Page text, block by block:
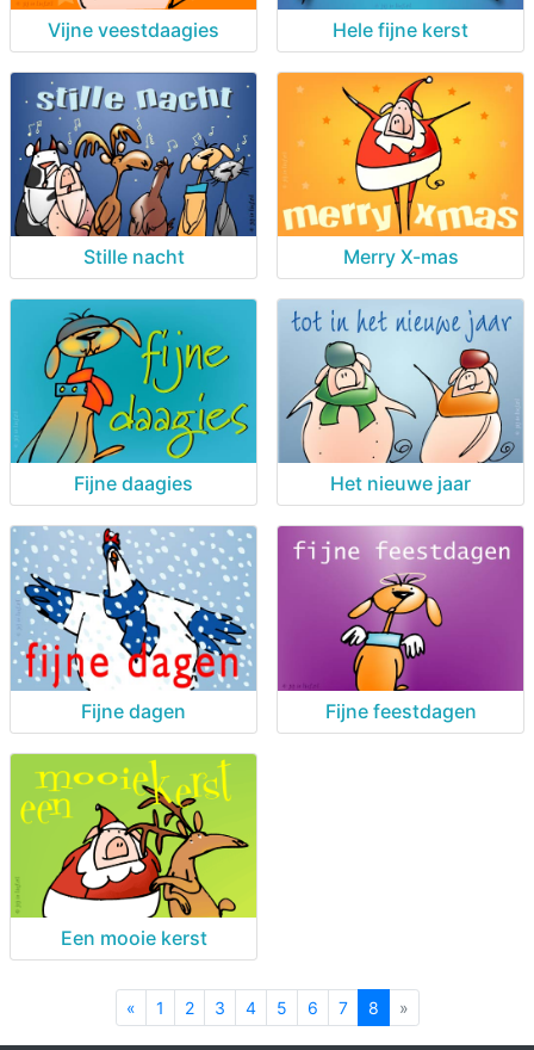
Vijne veestdaagies Hele fijne kerst
Stille nacht Merry X-mas
Fijne daagies Het nieuwe jaar
Fijne dagen Fijne feestdagen
Een mooie kerst
« Previous
1 2 3 4 5 6 7 8 »